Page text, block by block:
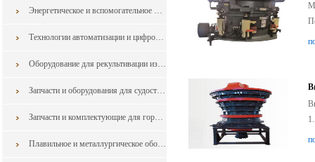
Энергетическое и вспомогательное оборудование из китая
Технологии автоматизации и цифровизации для горной промышленности из Китая
Оборудование для рекультивации из Китая
Запчасти и оборудования для судостроения и судоремонта
Запчасти и комплектующие для горнодобывающего оборудования
Плавильное и металлургическое оборудования из Китая